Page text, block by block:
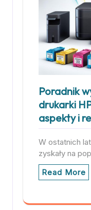
Poradnik
drukarki
aspekty i
W ostatnich
zyskały na
Read More